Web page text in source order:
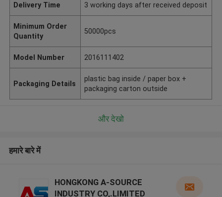
Delivery Time 3 working days after received deposit
Minimum Order
Quantity
50000pcs
Model Number 2016111402
Packaging Details
plastic bag inside / paper box +
packaging carton outside
और देखो
हमारे बारे में
HONGKONG A-SOURCE
INDUSTRY CO,.LIMITED